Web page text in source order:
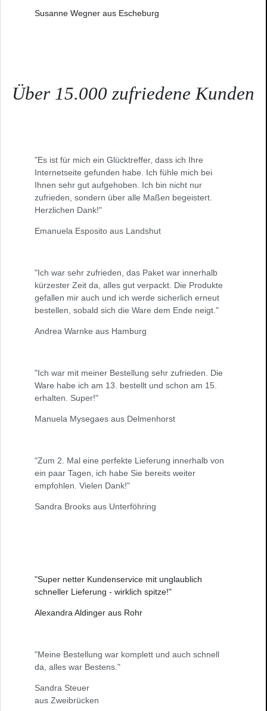
Susanne Wegner aus Escheburg
Über 15.000 zufriedene Kunden
"Es ist für mich ein Glücktreffer, dass ich Ihre
Internetseite gefunden habe. Ich fühle mich bei
Ihnen sehr gut aufgehoben. Ich bin nicht nur
zufrieden, sondern über alle Maßen begeistert.
Herzlichen Dank!"
Emanuela Esposito aus Landshut
"Ich war sehr zufrieden, das Paket war innerhalb
kürzester Zeit da, alles gut verpackt. Die Produkte
gefallen mir auch und ich werde sicherlich erneut
bestellen, sobald sich die Ware dem Ende neigt."
Andrea Warnke aus Hamburg
"Ich war mit meiner Bestellung sehr zufrieden. Die
Ware habe ich am 13. bestellt und schon am 15.
erhalten. Super!"
Manuela Mysegaes aus Delmenhorst
"Zum 2. Mal eine perfekte Lieferung innerhalb von
ein paar Tagen, ich habe Sie bereits weiter
empfohlen. Vielen Dank!"
Sandra Brooks aus Unterföhring
"Super netter Kundenservice mit unglaublich
schneller Lieferung - wirklich spitze!"
Alexandra Aldinger aus Rohr
"Meine Bestellung war komplett und auch schnell
da, alles war Bestens."
Sandra Steuer
aus Zweibrücken